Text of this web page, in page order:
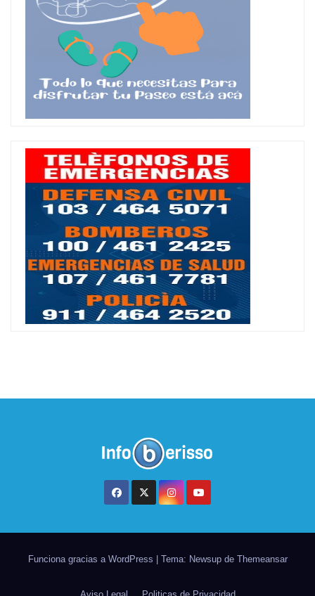
Funciona gracias a WordPress | Tema: Newsup de Themeansar